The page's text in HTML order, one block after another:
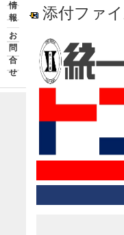
情
報
お
問
合
せ
添付ファ